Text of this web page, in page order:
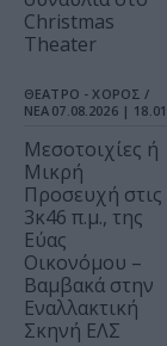
Christmas
Theater
ΘΕΑΤΡΟ - ΧΟΡΟΣ /
ΝΕΑ 07.08.2026 | 18.01
Μεσοτοιχίες ή
Μικρή
Προσευχή στις
3κ46 π.μ., της
Εύας
Οικονόμου –
Βαμβακά στην
Εναλλακτική
Σκηνή ΕΛΣ